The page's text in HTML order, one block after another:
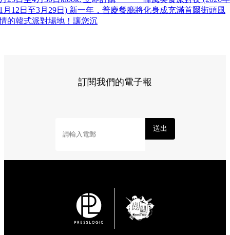
月12日至3月29日) 新一年，普慶餐廳將化身成充滿首爾街頭風
的韓式派對場地！讓您沉
訂閱我們的電子報
送出